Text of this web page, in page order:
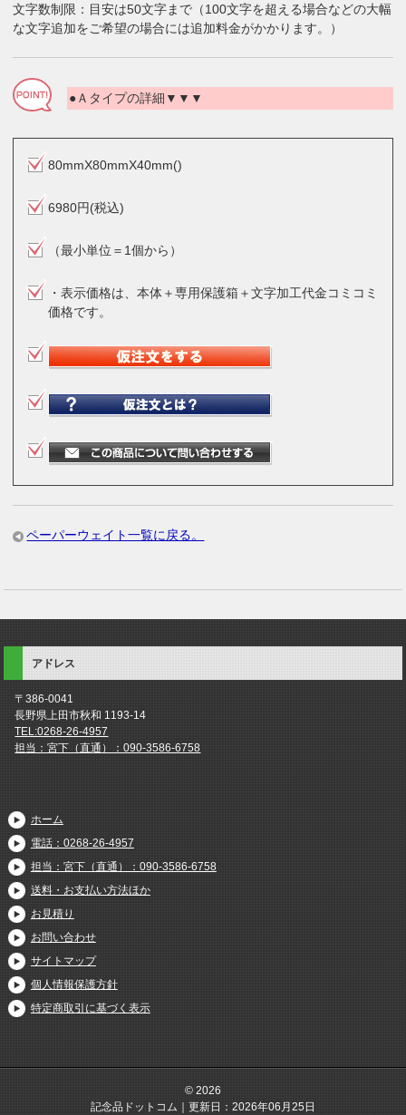
文字数制限：目安は50文字まで（100文字を超える場合などの大幅
な文字追加をご希望の場合には追加料金がかかります。）
●Ａタイプの詳細▼▼▼
80mmX80mmX40mm()
6980円(税込)
（最小単位＝1個から）
・表示価格は、本体＋専用保護箱＋文字加工代金コミコミ
価格です。
ペーパーウェイト一覧に戻る。
アドレス
〒386-0041
長野県上田市秋和 1193-14
TEL:0268-26-4957
担当：宮下（直通）：090-3586-6758
ホーム
電話：0268-26-4957
担当：宮下（直通）：090-3586-6758
送料・お支払い方法ほか
お見積り
お問い合わせ
サイトマップ
個人情報保護方針
特定商取引に基づく表示
© 2026
記念品ドットコム｜更新日：2026年06月25日